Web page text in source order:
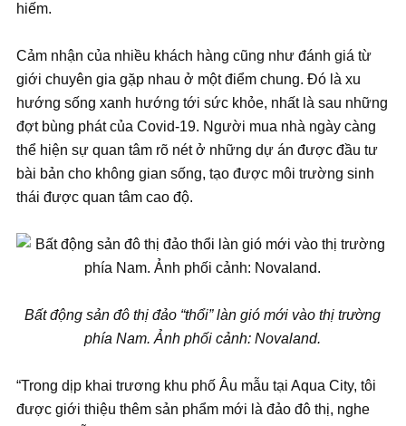
hiếm.
Cảm nhận của nhiều khách hàng cũng như đánh giá từ
giới chuyên gia gặp nhau ở một điểm chung. Đó là xu
hướng sống xanh hướng tới sức khỏe, nhất là sau những
đợt bùng phát của Covid-19. Người mua nhà ngày càng
thể hiện sự quan tâm rõ nét ở những dự án được đầu tư
bài bản cho không gian sống, tạo được môi trường sinh
thái được quan tâm cao độ.
Bất động sản đô thị đảo “thổi” làn gió mới vào thị trường
phía Nam. Ảnh phối cảnh: Novaland.
“Trong dịp khai trương khu phố Âu mẫu tại Aqua City, tôi
được giới thiệu thêm sản phẩm mới là đảo đô thị, nghe